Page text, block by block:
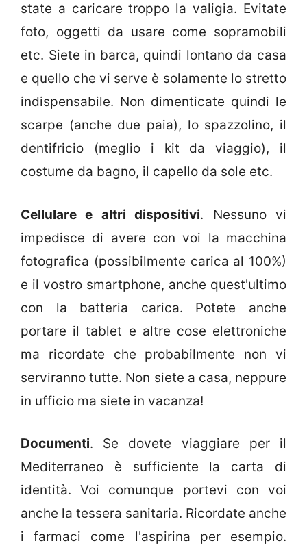
state a caricare troppo la valigia. Evitate
foto, oggetti da usare come sopramobili
etc. Siete in barca, quindi lontano da casa
e quello che vi serve è solamente lo stretto
indispensabile. Non dimenticate quindi le
scarpe (anche due paia), lo spazzolino, il
dentifricio (meglio i kit da viaggio), il
costume da bagno, il capello da sole etc.
Cellulare e altri dispositivi. Nessuno vi
impedisce di avere con voi la macchina
fotografica (possibilmente carica al 100%)
e il vostro smartphone, anche quest'ultimo
con la batteria carica. Potete anche
portare il tablet e altre cose elettroniche
ma ricordate che probabilmente non vi
serviranno tutte. Non siete a casa, neppure
in ufficio ma siete in vacanza!
Documenti. Se dovete viaggiare per il
Mediterraneo è sufficiente la carta di
identità. Voi comunque portevi con voi
anche la tessera sanitaria. Ricordate anche
i farmaci come l'aspirina per esempio.